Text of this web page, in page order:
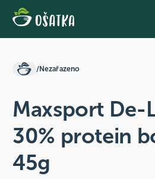
/Nezařazeno
Maxsport De-
30% protein
45g